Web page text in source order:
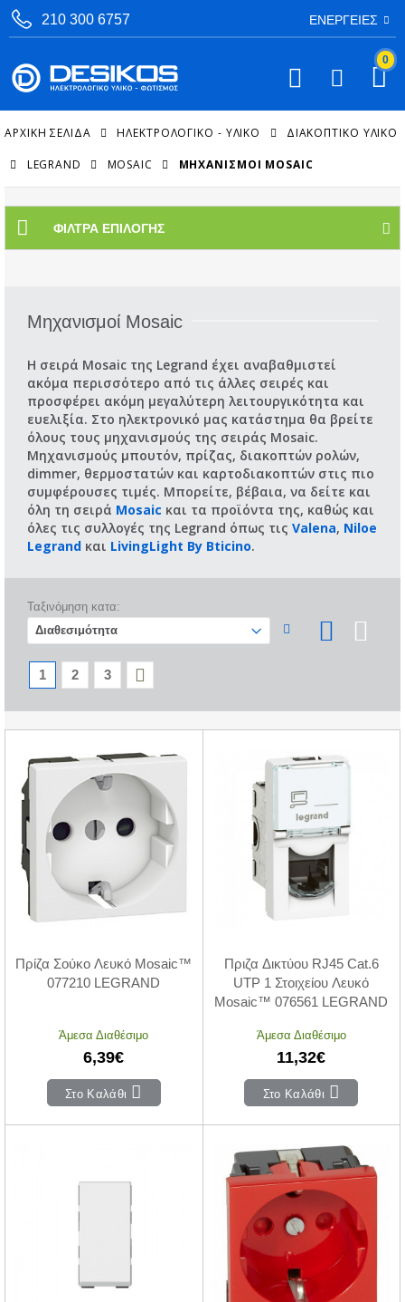
210 300 6757 ΕΝΈΡΓΕΙΕΣ
0
ΑΡΧΙΚΉ ΣΕΛΊΔΑ ΗΛΕΚΤΡΟΛΟΓΙΚΟ - ΥΛΙΚΟ ΔΙΑΚΟΠΤΙΚΌ ΥΛΙΚΌ
LEGRAND MOSAIC ΜΗΧΑΝΙΣΜΟΊ MOSAIC
ΦΊΛΤΡΑ ΕΠΙΛΟΓΉΣ
Μηχανισμοί Mosaic
Η σειρά Mosaic της Legrand έχει αναβαθμιστεί
ακόμα περισσότερο από τις άλλες σειρές και
προσφέρει ακόμη μεγαλύτερη λειτουργικότητα και
ευελιξία. Στο ηλεκτρονικό μας κατάστημα θα βρείτε
όλους τους μηχανισμούς της σειράς Mosaic.
Μηχανισμούς μπουτόν, πρίζας, διακοπτών ρολών,
dimmer, θερμοστατών και καρτοδιακοπτών στις πιο
συμφέρουσες τιμές. Μπορείτε, βέβαια, να δείτε και
όλη τη σειρά Mosaic και τα προϊόντα της, καθώς και
όλες τις συλλογές της Legrand όπως τις Valena, Niloe
Legrand και LivingLight By Bticino.
Ταξινόμηση κατα:
1 2 3
Πρίζα Σούκο Λευκό Mosaic™
077210 LEGRAND
Άμεσα Διαθέσιμο
6,39€
Στο Καλάθι
Πριζα Δικτύου RJ45 Cat.6
UTP 1 Στοιχείου Λευκό
Mosaic™ 076561 LEGRAND
Άμεσα Διαθέσιμο
11,32€
Στο Καλάθι